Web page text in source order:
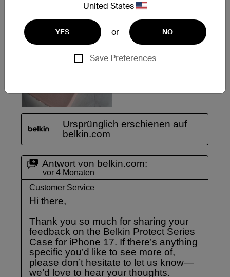
United States
YES or NO
Save Preferences